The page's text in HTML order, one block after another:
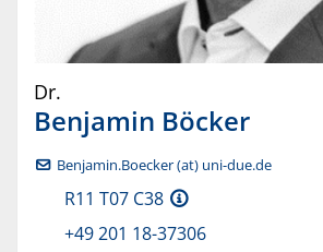
Dr.
Benjamin Böcker
Benjamin.Boecker (at) uni-due.de
R11 T07 C38
+49 201 18-37306